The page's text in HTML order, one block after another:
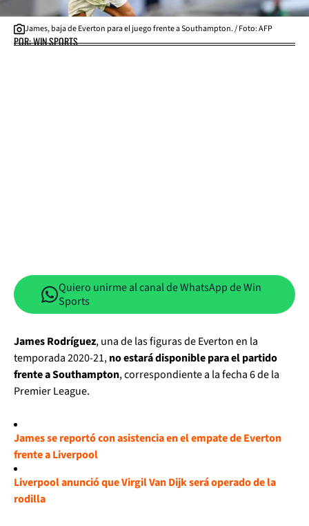
James, baja de Everton para el juego frente a Southampton. / Foto: AFP
POR: WIN SPORTS
Quiero unirme al canal de WhatsApp de Win
Sports
James Rodríguez, una de las figuras de Everton en la
temporada 2020-21,no estará disponible para el partido
frente aSouthampton, correspondiente a la fecha 6 de la
Premier League.
James se reportó con asistencia en el empate de Everton
frente a Liverpool
Liverpool anunció que Virgil Van Dijk será operado de la
rodilla